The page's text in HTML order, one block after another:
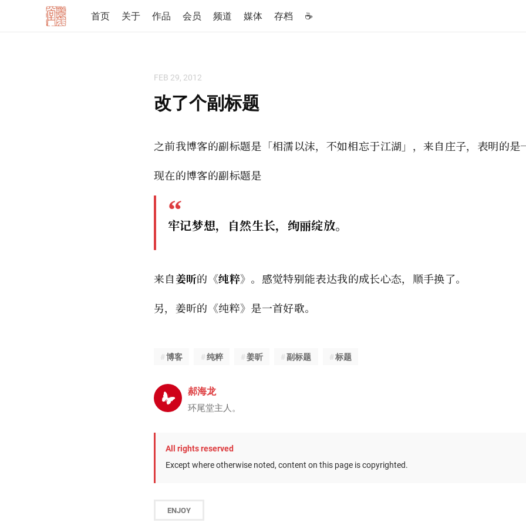
首页 关于 作品 会员 频道 媒体 存档 ☕️
FEB 29, 2012
改了个副标题
之前我博客的副标题是「相濡以沫，不如相忘于江湖」，来自庄子，表明的是
现在的博客的副标题是
牢记梦想，自然生长，绚丽绽放。
来自姜昕的《纯粹》。感觉特别能表达我的成长心态，顺手换了。
另，姜昕的《纯粹》是一首好歌。
博客 纯粹 姜昕 副标题 标题
郝海龙
环尾堂主人。
All rights reserved
Except where otherwise noted, content on this page is copyrighted.
ENJOY